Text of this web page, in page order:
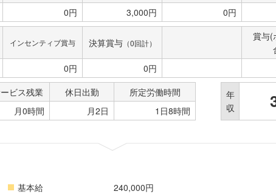
0円 3,000円 0円
インセンティブ賞与 決算賞与（0回計）
賞与(
0円 0円
ビス残業 休日出勤
所定労働時間
月0時間 月2日 1日8時間
年
収
基本給
240,000円